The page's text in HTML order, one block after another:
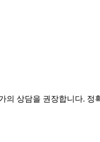
상담을 권장합니다.